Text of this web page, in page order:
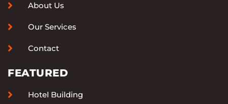
About Us
Our Services
Contact
FEATURED
Hotel Building